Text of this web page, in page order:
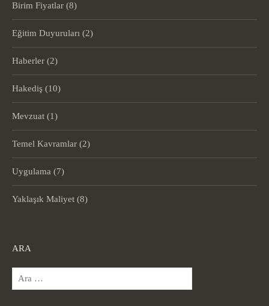
Birim Fiyatlar (8)
Eğitim Duyuruları (2)
Haberler (2)
Hakediş (10)
Mevzuat (1)
Temel Kavramlar (2)
Uygulama (7)
Yaklaşık Maliyet (8)
ARA
Arama: